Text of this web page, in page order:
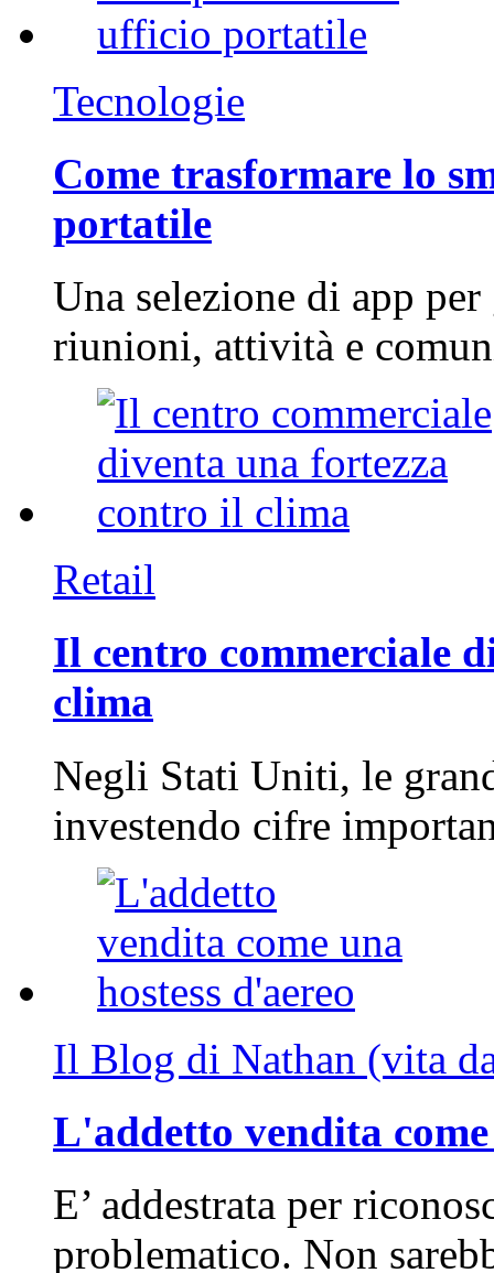
Tecnologie
Come trasformare lo
portatile
Una selezione di app
riunioni, attività e
Retail
Il centro commerciale
clima
Negli Stati Uniti, le
investendo cifre
Il Blog di Nathan (vita
L'addetto vendita
E’ addestrata per
problematico. Non